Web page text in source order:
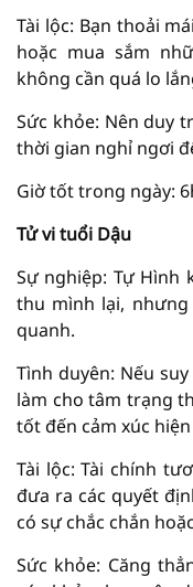
Tài lộc: Bạn thoải
hoặc mua sắm
không cần quá lo
Sức khỏe: Nên duy
thời gian nghỉ ngơi
Giờ tốt trong ngày:
Tử vi tuổi Dậu
Sự nghiệp: Tự Hình
thu mình lại,
quanh.
Tình duyên: Nếu
làm cho tâm trạng
tốt đến cảm xúc
Tài lộc: Tài chính
đưa ra các quyết
có sự chắc chắn
Sức khỏe: Căng